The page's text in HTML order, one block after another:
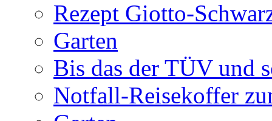
Rezept Giotto-
Garten
Bis das der TÜV und
Notfall-Reisekoffer